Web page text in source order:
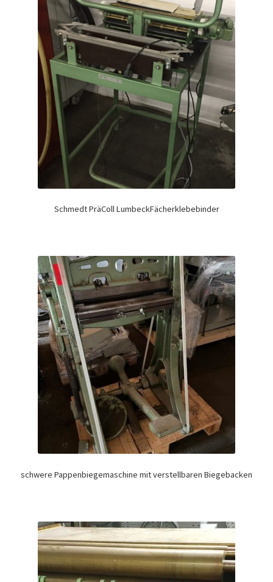
Schmedt PräColl LumbeckFächerklebebinder
schwere Pappenbiegemaschine mit verstellbaren Biegebacken